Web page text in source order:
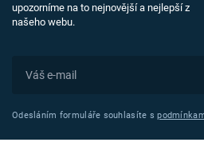
upozorníme na to nejnovější a nejlepší z
našeho webu.
Odesláním formuláře souhlasíte s